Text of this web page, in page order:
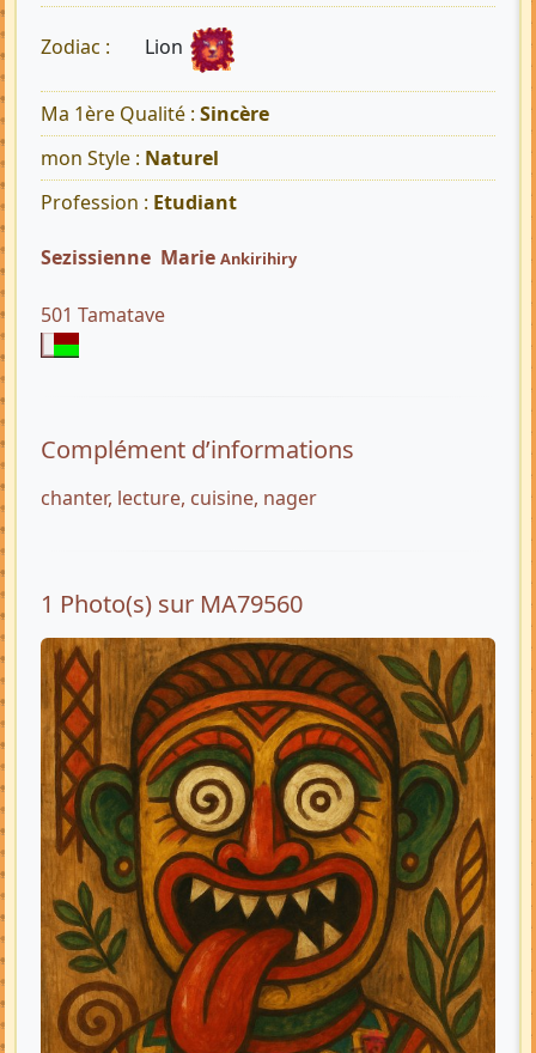
Zodiac : Lion
Ma 1ère Qualité : Sincère
mon Style : Naturel
Profession : Etudiant
Sezissienne Marie Ankirihiry
501 Tamatave
Complément d’informations
chanter, lecture, cuisine, nager
1 Photo(s) sur MA79560